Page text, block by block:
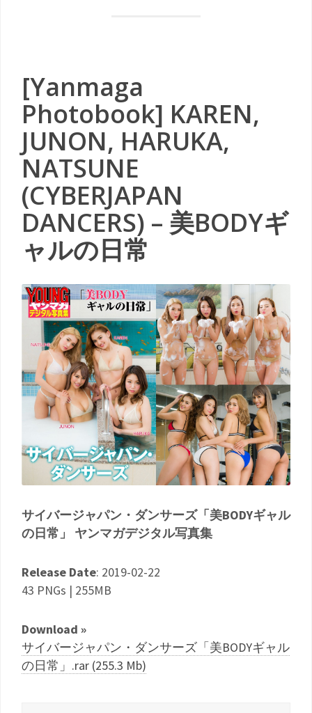
[Yanmaga
Photobook] KAREN,
JUNON, HARUKA,
NATSUNE
(CYBERJAPAN
DANCERS) – 美BODYギ
ャルの日常
サイバージャパン・ダンサーズ「美BODYギャル
の日常」 ヤンマガデジタル写真集
Release Date: 2019-02-22
43 PNGs | 255MB
Download »
サイバージャパン・ダンサーズ「美BODYギャル
の日常」.rar (255.3 Mb)